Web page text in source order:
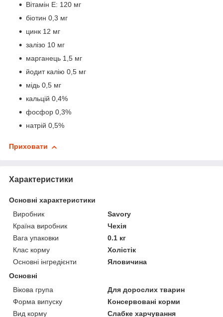
Вітамін Е: 120 мг
біотин 0,3 мг
цинк 12 мг
залізо 10 мг
марганець 1,5 мг
йодит калію 0,5 мг
мідь 0,5 мг
кальцій 0,4%
фосфор 0,3%
натрій 0,5%
Приховати
Характеристики
Основні характеристики
Виробник
Savory
Країна виробник
Чехія
Вага упаковки
0.1 кг
Клас корму
Холістік
Основні інгредієнти
Яловичина
Основні
Вікова група
Для дорослих тварин
Форма випуску
Консервовані корми
Вид корму
Слабке харчування